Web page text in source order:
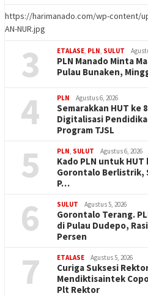
https://harimanado.com/wp-content/
AN-NUR.jpg
3 ETALASE, PLN, SULUT
PLN Manado Minta
Pulau Bunaken,
4 PLN Agustus 6, 2026
Semarakkan HUT ke
Digitalisasi
Program TJSL
5 PLN, SULUT Agustus 6, 2026
Kado PLN untuk HUT
Gorontalo Berlistrik,
P…
6 SULUT Agustus 5, 2026
Gorontalo Terang.
di Pulau Dudepo,
Persen
7 ETALASE Agustus 5, 2026
Curiga Suksesi
Mendiktisaintek
Plt Rektor